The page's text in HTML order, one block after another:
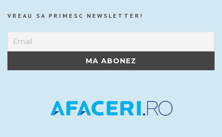
VREAU SA PRIMESC NEWSLETTER!